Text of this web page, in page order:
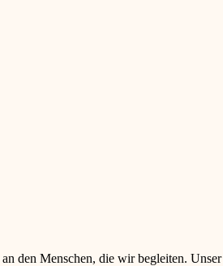
den Menschen, die wir begleiten.